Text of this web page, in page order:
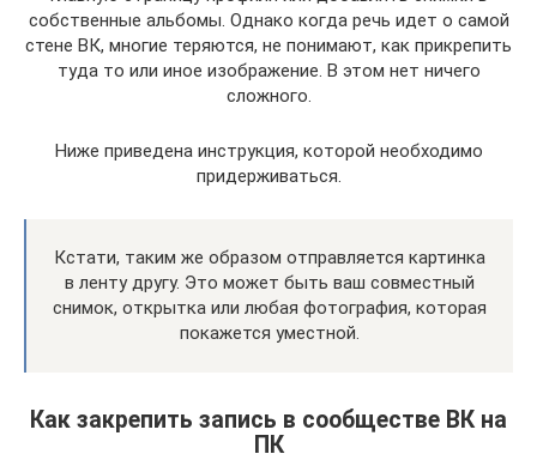
собственные альбомы. Однако когда речь идет о самой
стене ВК, многие теряются, не понимают, как прикрепить
туда то или иное изображение. В этом нет ничего
сложного.
Ниже приведена инструкция, которой необходимо
придерживаться.
Кстати, таким же образом отправляется картинка
в ленту другу. Это может быть ваш совместный
снимок, открытка или любая фотография, которая
покажется уместной.
Как закрепить запись в сообществе ВК на
ПК